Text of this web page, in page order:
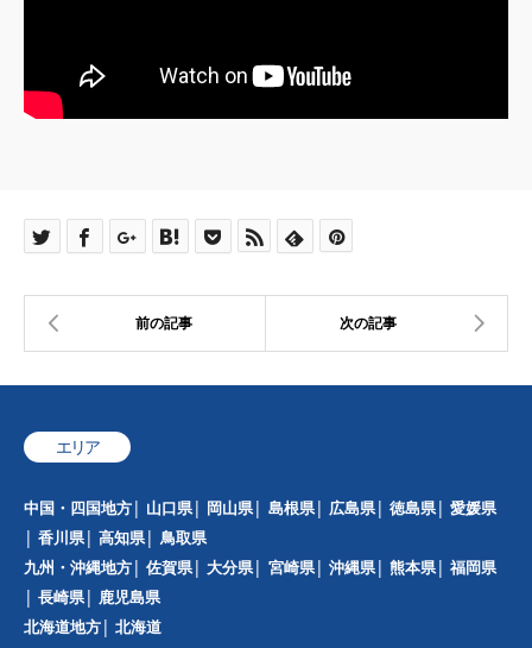
エリア
中国・四国地方 山口県 岡山県 島根県 広島県 徳島県
愛媛県
香川県
高知県
鳥取県
九州・沖縄地方
佐賀県 大分県 宮崎県 沖縄県 熊本県
福岡県
長崎県
鹿児島県
北海道地方
北海道